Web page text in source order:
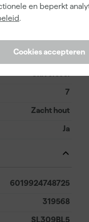
en beperkt
.
Cookies accepteren
voor
Universeel
7
Zacht hout
Ja
6019924748725
319568
SL309BL5